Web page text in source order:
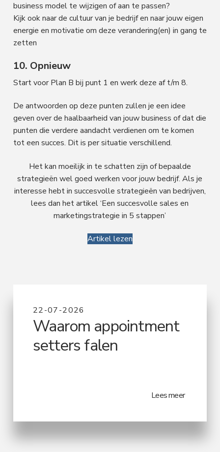
business model te wijzigen of aan te passen?
Kijk ook naar de cultuur van je bedrijf en naar jouw eigen
energie en motivatie om deze verandering(en) in gang te
zetten
10. Opnieuw
Start voor Plan B bij punt 1 en werk deze af t/m 8.
De antwoorden op deze punten zullen je een idee
geven over de haalbaarheid van jouw business of dat die
punten die verdere aandacht verdienen om te komen
tot een succes. Dit is per situatie verschillend.
Het kan moeilijk in te schatten zijn of bepaalde
strategieën wel goed werken voor jouw bedrijf. Als je
interesse hebt in succesvolle strategieën van bedrijven,
lees dan het artikel ‘Een succesvolle sales en
marketingstrategie in 5 stappen’
Artikel lezen
22-07-2026
Waarom appointment
setters falen
Lees meer